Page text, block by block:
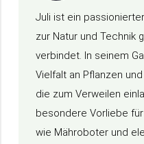
Juli ist ein
zur Natur und Technik
verbindet. In seinem
Vielfalt an Pflanzen
die zum Verweilen
besondere Vorliebe
wie Mähroboter und